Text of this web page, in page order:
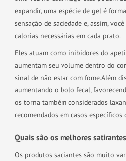
expandir, uma espécie de gel é
sensação de saciedade e, assim,
calorias necessárias em cada prato.
Eles atuam como inibidores do
aumentam seu volume dentro do
sinal de não estar com fome.Além
aumentando o bolo fecal,
os torna também considerados
recomendados em casos específicos
Quais são os melhores
Os produtos saciantes são muito